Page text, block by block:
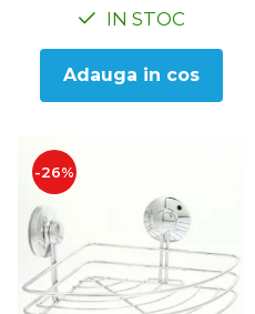
IN STOC
Adauga in cos
-26%